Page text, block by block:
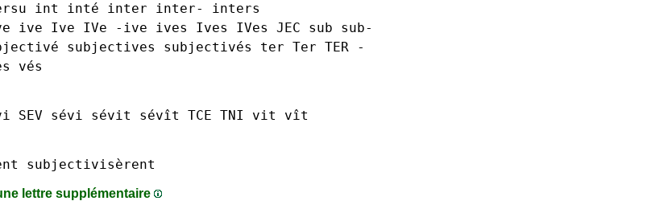
int inté inter inter-
inters
ive Ive IVe -ive ives Ives IVes JEC
sub sub-
subjectives subjectivés
ter Ter TER -
vés
SEV sévi sévit sévît TCE TNI vit vît
subjectivisèrent
lettre supplémentaire